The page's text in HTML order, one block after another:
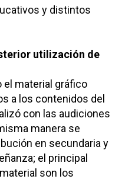
y distintos
utilización de
el material gráfico
a los contenidos del
con las audiciones
manera se
en secundaria y
el principal
son los